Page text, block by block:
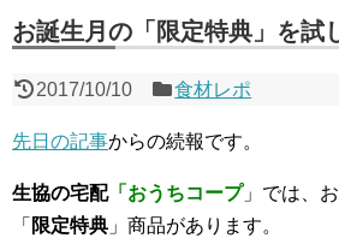
お誕生月の「限定特典」を試
2017/10/10 食材レポ
先日の記事からの続報です。
生協の宅配「おうちコープ」では、
「 限定特典 」商品があります。